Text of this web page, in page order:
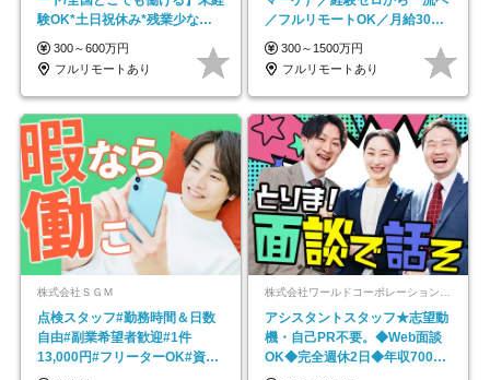
験OK*土日祝休み*残業少なめ*
在宅勤務手当あり
300～600万円
フルリモートあり
／フルリモートOK／月給30万
円～／年休130日以上
300～1500万円
フルリモートあり
株式会社ＳＧＭ
点検スタッフ#勤務時間＆日数
自由#副業希望者歓迎#1件
13,000円#フリーターOK#資格
スキル不要
アシスタントスタッフ★志望動
機・自己PR不要。◆Web面談
OK◆完全週休2日◆年収700万
円可/p13